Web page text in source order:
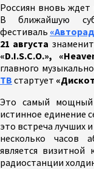
Россиян вновь ждет
В ближайшую
фестиваль
21 августа
«D.I.S.C.O.»,
главного
ТВ стартует
Это самый
истинное единение
это встреча лучших
несколько часов
является визитной
радиостанции